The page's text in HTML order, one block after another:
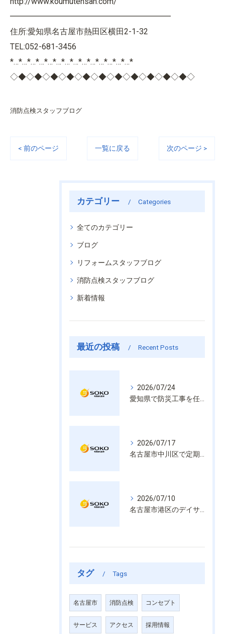
━━━━━━━━━━━━━━━━━━━━
住所:愛知県名古屋市熱田区横田2-1-32
TEL:052-681-3456
*…*…*…*…*…*…*…*…*…*…*…*…*…*…*
◇◆◇◆◇◆◇◆◇◆◇◆◇◆◇◆◇◆◇◆◇◆◇
消防点検スタッフブログ
< 前のページ 一覧に戻る 次のページ >
カテゴリー Categories
全てのカテゴリー
ブログ
リフォームスタッフブログ
消防点検スタッフブログ
新着情報
最近の投稿 Recent Posts
2026/07/24
2026/07/17
2026/07/10
タグ Tags
名古屋市 消防点検 コンセプト
サービス アクセス 採用情報